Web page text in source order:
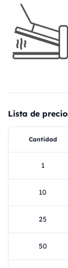
Lista de
Cantidad
1
10
25
50